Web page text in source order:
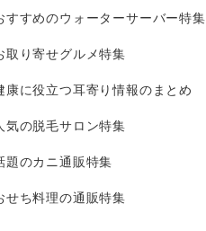
すすめのウォーターサーバー特集
取り寄せグルメ特集
康に役立つ耳寄り情報のまとめ
気の脱毛サロン特集
題のカニ通販特集
せち料理の通販特集